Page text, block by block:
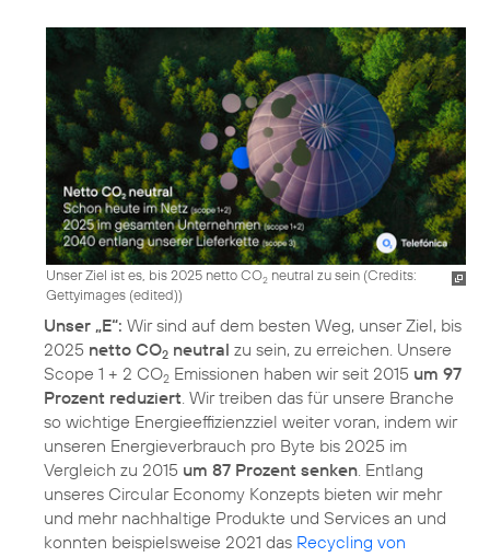
Unser Ziel ist es, bis 2025 netto CO2 neutral zu sein (Credits:
Gettyimages (edited))
Unser „E“: Wir sind auf dem besten Weg, unser Ziel, bis
2025 netto CO2 neutral zu sein, zu erreichen. Unsere
Scope 1 + 2 CO2 Emissionen haben wir seit 2015 um 97
Prozent reduziert . Wir treiben das für unsere Branche
so wichtige Energieeffizienzziel weiter voran, indem wir
unseren Energieverbrauch pro Byte bis 2025 im
Vergleich zu 2015 um 87 Prozent senken . Entlang
unseres Circular Economy Konzepts bieten wir mehr
und mehr nachhaltige Produkte und Services an und
konnten beispielsweise 2021 das Recycling von